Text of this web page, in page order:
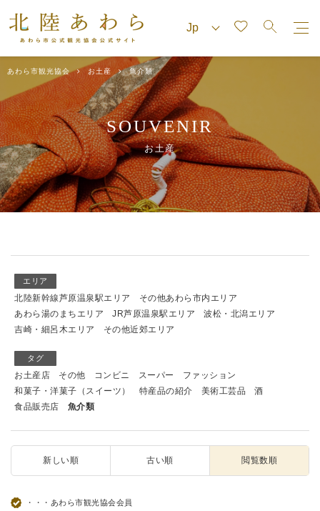
あわら市観光協会 お土産 魚介類
SOUVENIR
お土産
エリア
北陸新幹線芦原温泉駅エリア
その他あわら市内エリア
あわら湯のまちエリア
JR芦原温泉駅エリア
波松・北潟エリア
吉崎・細呂木エリア
その他近郊エリア
タグ
お土産店 その他 コンビニ スーパー
ファッション
和菓子・洋菓子（スイーツ）
特産品の紹介 美術工芸品
酒
食品販売店
魚介類
新しい順 古い順 閲覧数順
・・・あわら市観光協会会員